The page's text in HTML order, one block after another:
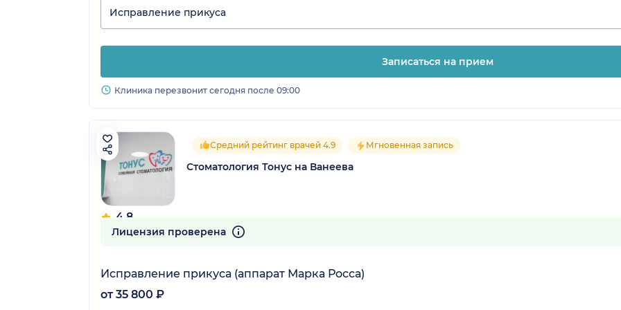
Исправление прикуса
Записаться на прием
Клиника перезвонит сегодня после 09:00
4.8
14 отзывов
Средний рейтинг врачей 4.9 Мгновенная запись
Стоматология Тонус на Ванеева
Лицензия проверена
Исправление прикуса (аппарат Марка Росса)
от 35 800 ₽